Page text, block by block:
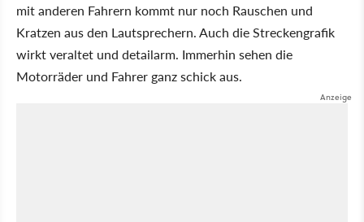
mit anderen Fahrern kommt nur noch Rauschen und
Kratzen aus den Lautsprechern. Auch die Streckengrafik
wirkt veraltet und detailarm. Immerhin sehen die
Motorräder und Fahrer ganz schick aus.